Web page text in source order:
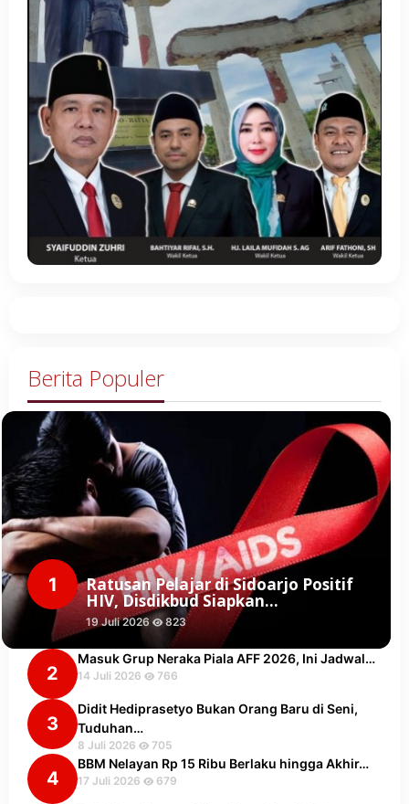
Berita Populer
1 Ratusan Pelajar di Sidoarjo Positif
HIV, Disdikbud Siapkan…
19 Juli 2026 823
2
Masuk Grup Neraka Piala AFF 2026, Ini Jadwal…
14 Juli 2026 766
3
Didit Hediprasetyo Bukan Orang Baru di Seni,
Tuduhan…
8 Juli 2026 705
4
BBM Nelayan Rp 15 Ribu Berlaku hingga Akhir…
17 Juli 2026 679